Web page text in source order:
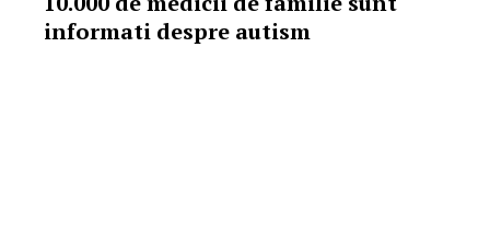
informati despre autism